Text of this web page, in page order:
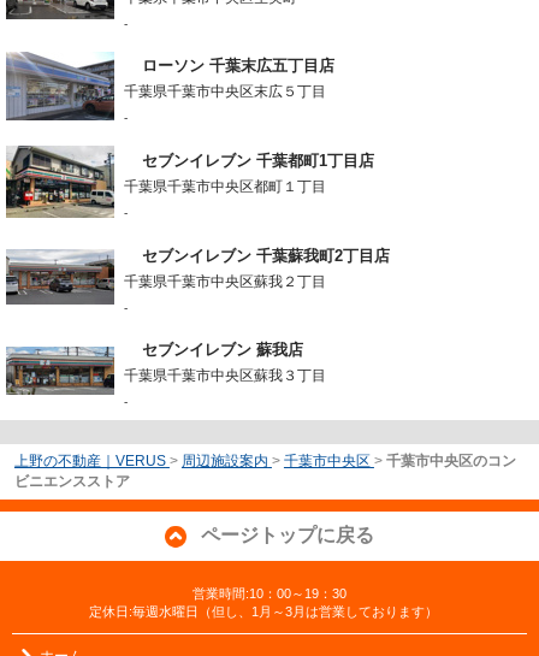
-
ローソン 千葉末広五丁目店
千葉県千葉市中央区末広５丁目
-
セブンイレブン 千葉都町1丁目店
千葉県千葉市中央区都町１丁目
-
セブンイレブン 千葉蘇我町2丁目店
千葉県千葉市中央区蘇我２丁目
-
セブンイレブン 蘇我店
千葉県千葉市中央区蘇我３丁目
-
上野の不動産｜VERUS > 周辺施設案内 > 千葉市中央区 > 千葉市中央区のコン
ビニエンスストア
ページトップに戻る
営業時間:10：00～19：30
定休日:毎週水曜日（但し、1月～3月は営業しております）